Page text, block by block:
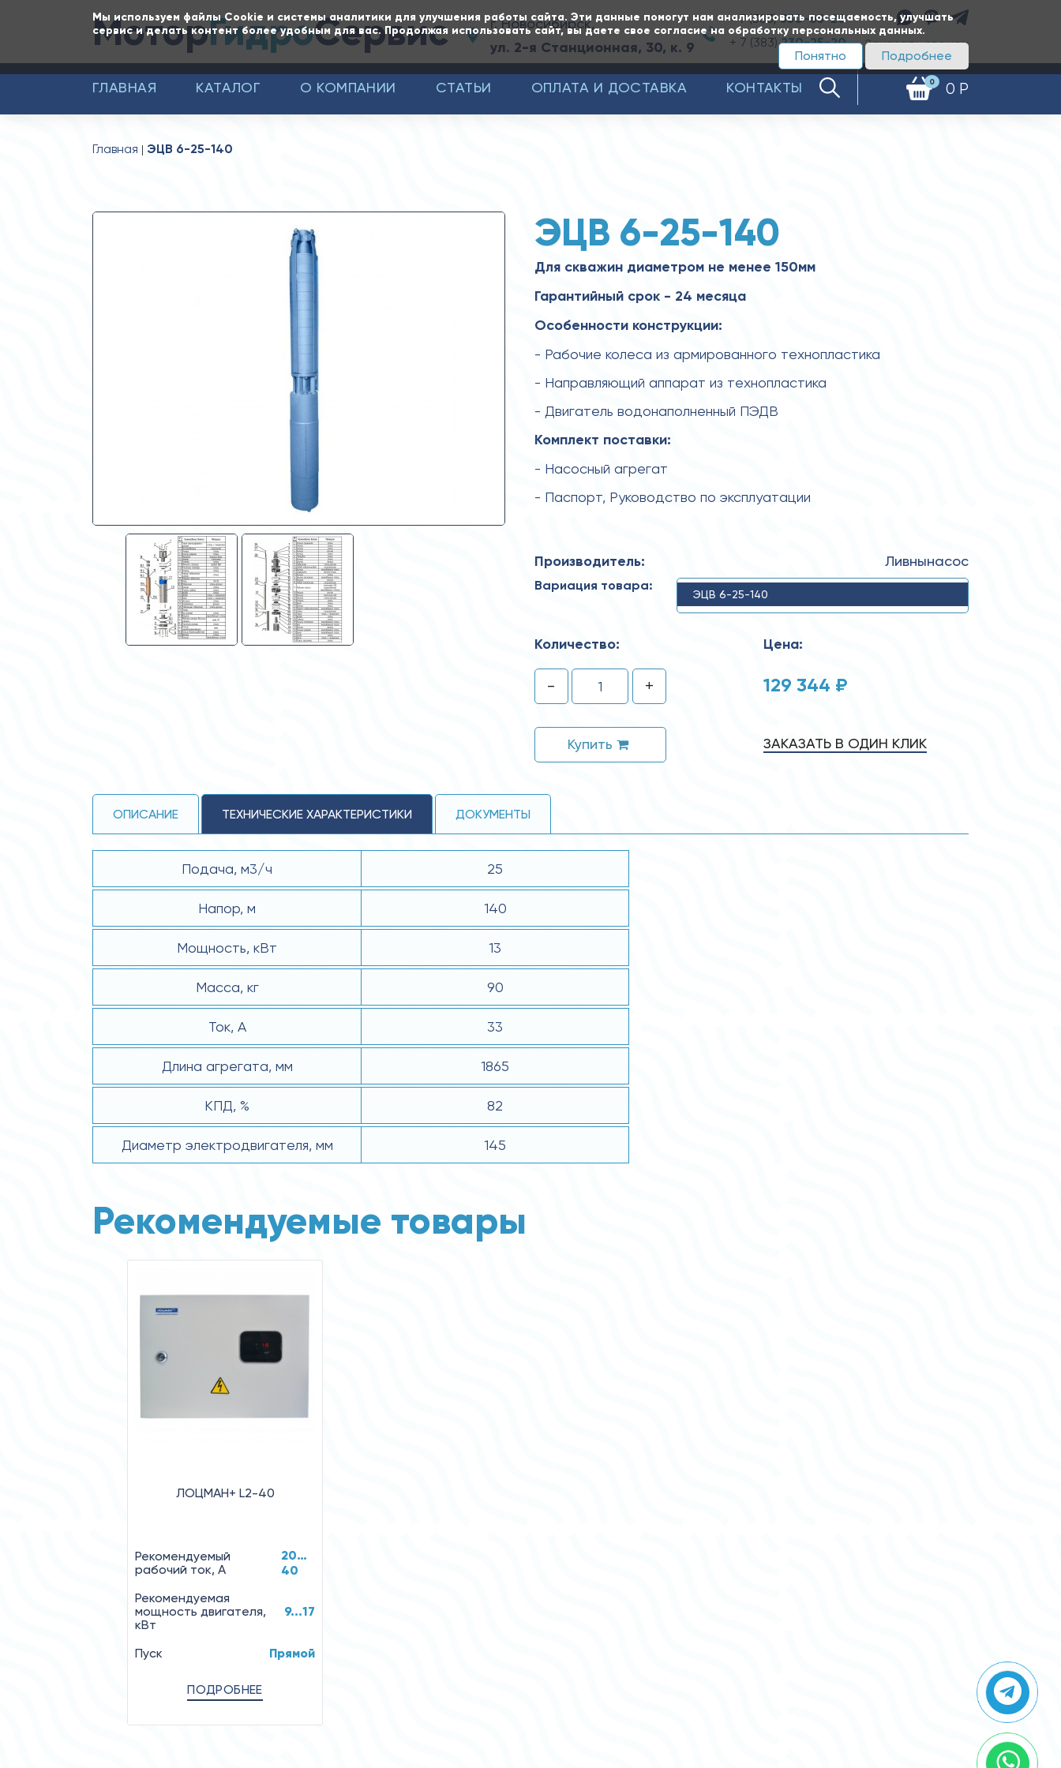
Мы используем файлы Cookie и системы аналитики для улучшения работы сайта. Эти данные помогут нам анализировать посещаемость, улучшать
сервис и делать контент более удобным для вас. Продолжая использовать сайт, вы даете свое согласие на обработку персональных данных.
Подробнее
Понятно
МоторГидроСервис г. Новосибирск,
ул. 2-я Станционная, 30, к. 9
+ 7 (383)350-65-20
+ 7 (383)230-25-20 Заказать звонок
0 0 Р
ГЛАВНАЯ КАТАЛОГ О КОМПАНИИ СТАТЬИ ОПЛАТА И ДОСТАВКА КОНТАКТЫ
Главная ЭЦВ 6-25-140
ЭЦВ 6-25-140
Для скважин диаметром не менее 150мм
Гарантийный срок - 24 месяца
Особенности конструкции:
- Рабочие колеса из армированного технопластика
- Направляющий аппарат из технопластика
- Двигатель водонаполненный ПЭДВ
Комплект поставки:
- Насосный агрегат
- Паспорт, Руководство по эксплуатации
Производитель: Ливнынасос
Вариация товара:
ЭЦВ 6-25-140
Количество:
- +
Купить
Цена:
129 344 ₽
ЗАКАЗАТЬ В ОДИН КЛИК
ОПИСАНИЕ ТЕХНИЧЕСКИЕ ХАРАКТЕРИСТИКИ ДОКУМЕНТЫ
Подача, м3/ч 25
Напор, м 140
Мощность, кВт 13
Масса, кг 90
Ток, А 33
Длина агрегата, мм 1865
КПД, % 82
Диаметр электродвигателя, мм 145
Рекомендуемые товары
ЛОЦМАН+ L2-40
Рекомендуемый
рабочий ток, А
20…
40
Рекомендуемая
мощность двигателя,
кВт
9...17
Пуск Прямой
ПОДРОБНЕЕ